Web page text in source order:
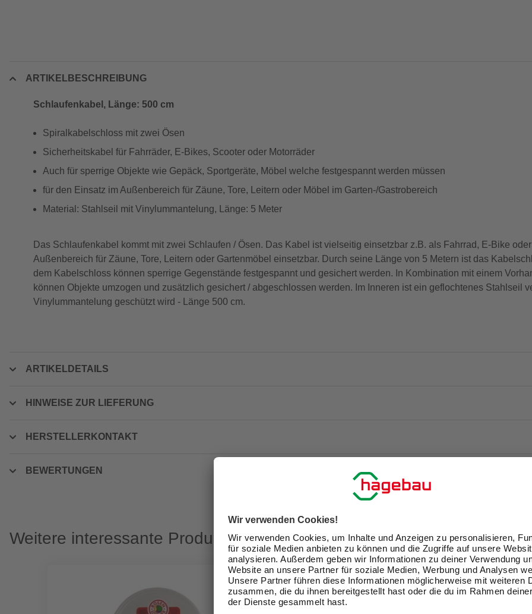
ARTIKELBESCHREIBUNG
Schlaufenkabel, Länge: 500 cm
Spiralkabelschloss mit zwei Ösen
Sicherheitskabel für Fahrräder, E-Bikes, Scooter oder Motorräder
Auch für sperrige Objekte wie Gepäck, Sportgeräte, Möbel welche festgespannt werden müssen
für den Einsatz im Außenbereich für Zäune, Tore, Leitern oder Möbel im Garten-/Gastrobereich
Material: Stahlseil mit Vinylummantelung, Länge: 5 Meter
Das Schlaufenkabel kommt mit zwei Schlaufen / Ösen. Das Kabel ist vielseitig einsetzbar z.B. als Fahrrad, E-Bike
Außenbereich für Zäune, Tore, Leitern oder Gartenmöbel einsetzbar. Durch seine Länge von 5 Metern ist das
dem Kabelschloss können sperrige Gegenstände festgespannt und gesichert werden. In Kombination mit einem
können Objekte umzogen und zusätzlich gesichert / abgeschlossen werden. Im Inneren ist ein geflochtenes Stahlseil
Vinylummantelung geschützt wird - Länge 500 cm.
ARTIKELDETAILS
HINWEISE ZUR LIEFERUNG
HERSTELLERKONTAKT
BEWERTUNGEN
Weitere interessante Produkte